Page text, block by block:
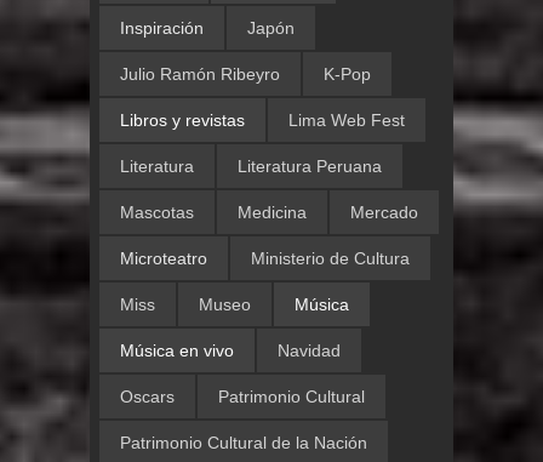
Inspiración Japón
Julio Ramón Ribeyro K-Pop
Libros y revistas Lima Web Fest
Literatura Literatura Peruana
Mascotas Medicina Mercado
Microteatro Ministerio de Cultura
Miss Museo Música
Música en vivo Navidad
Oscars Patrimonio Cultural
Patrimonio Cultural de la Nación